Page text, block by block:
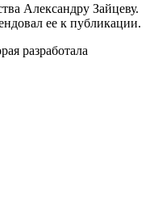
Александру Зайцеву.
ее к публикации.
разработала